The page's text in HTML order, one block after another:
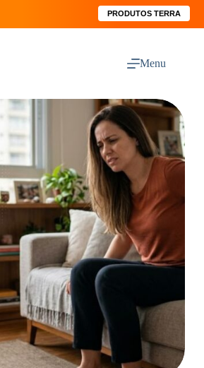
PRODUTOS TERRA
Menu